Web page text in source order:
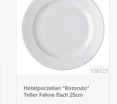
156125
Hotelporzellan "Rotondo"
Teller Fahne flach 25cm